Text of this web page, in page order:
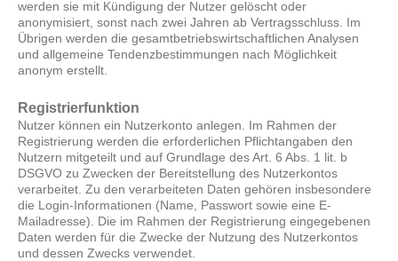
werden sie mit Kündigung der Nutzer gelöscht oder
anonymisiert, sonst nach zwei Jahren ab Vertragsschluss. Im
Übrigen werden die gesamtbetriebswirtschaftlichen Analysen
und allgemeine Tendenzbestimmungen nach Möglichkeit
anonym erstellt.
Registrierfunktion
Nutzer können ein Nutzerkonto anlegen. Im Rahmen der
Registrierung werden die erforderlichen Pflichtangaben den
Nutzern mitgeteilt und auf Grundlage des Art. 6 Abs. 1 lit. b
DSGVO zu Zwecken der Bereitstellung des Nutzerkontos
verarbeitet. Zu den verarbeiteten Daten gehören insbesondere
die Login-Informationen (Name, Passwort sowie eine E-
Mailadresse). Die im Rahmen der Registrierung eingegebenen
Daten werden für die Zwecke der Nutzung des Nutzerkontos
und dessen Zwecks verwendet.